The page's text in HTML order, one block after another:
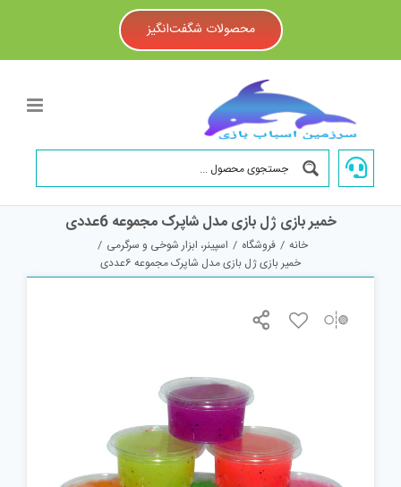
محصولات شگفت‌انگیز
خمیر بازی ژل بازی مدل شاپرک مجموعه 6عددی
خانه / فروشگاه / اسپینر، ابزار شوخی و سرگرمی /
خمیر بازی ژل بازی مدل شاپرک مجموعه 6عددی